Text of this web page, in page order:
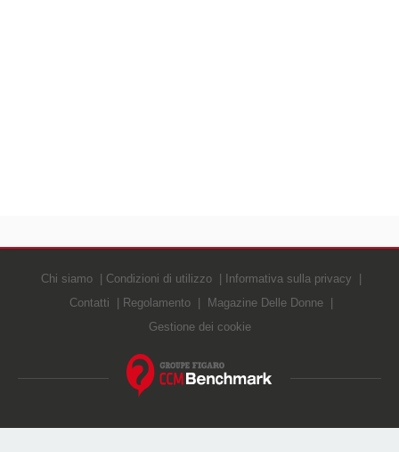
Chi siamo Condizioni di utilizzo
Informativa sulla privacy
Contatti
Regolamento
Magazine Delle Donne
Gestione dei cookie